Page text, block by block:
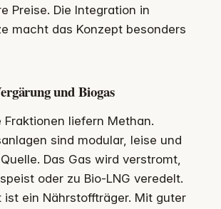
Preise. Die Integration in
macht das Konzept besonders
und Biogas
Fraktionen liefern Methan.
sind modular, leise und
Das Gas wird verstromt,
oder zu Bio-LNG veredelt.
ist ein Nährstoffträger. Mit guter